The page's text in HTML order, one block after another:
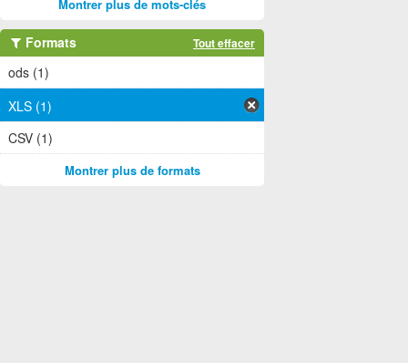
Montrer plus de mots-clés
Formats Tout effacer
ods (1)
XLS (1)
CSV (1)
Montrer plus de formats